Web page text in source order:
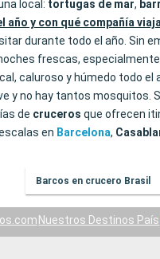
local: tortugas de mar,
año y con qué compañía
durante todo el año. Sin
frescas,
caluroso y húmedo todo el
y no hay tantos mosquitos.
de cruceros que ofrecen
en Barcelona,
Barcos en crucero Brasil
Nuestros Destinos País